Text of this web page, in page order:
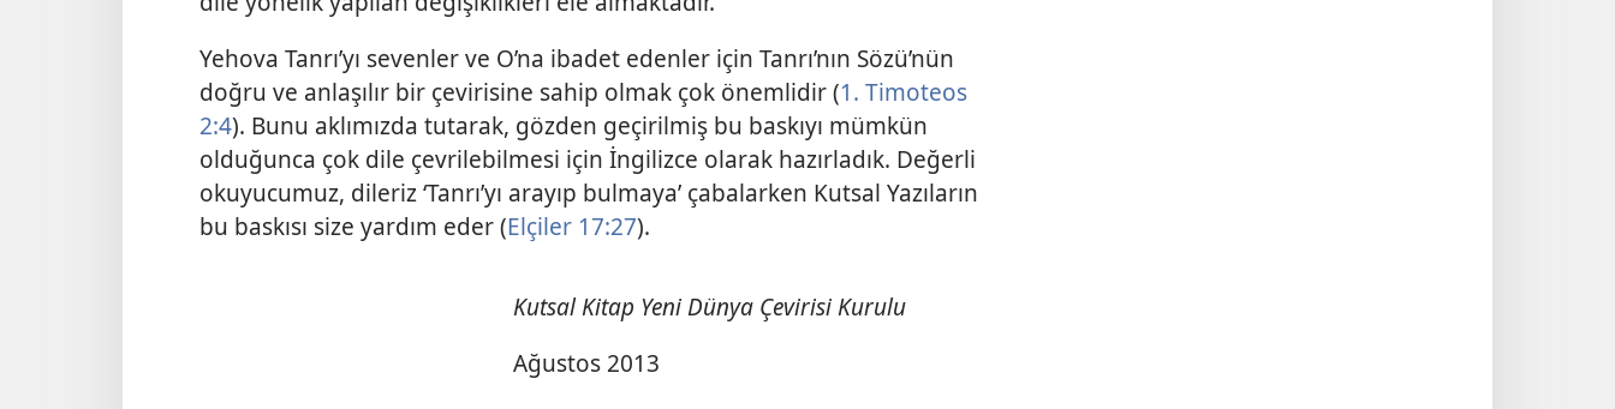
Yehova Tanrı’yı sevenler ve O’na ibadet edenler için Tanrı’nın Sözü’nün
doğru ve anlaşılır bir çevirisine sahip olmak çok önemlidir (1. Timoteos
2:4). Bunu aklımızda tutarak, gözden geçirilmiş bu baskıyı mümkün
olduğunca çok dile çevrilebilmesi için İngilizce olarak hazırladık. Değerli
okuyucumuz, dileriz ‘Tanrı’yı arayıp bulmaya’ çabalarken Kutsal Yazıların
bu baskısı size yardım eder (Elçiler 17:27).
Kutsal Kitap Yeni Dünya Çevirisi Kurulu
Ağustos 2013